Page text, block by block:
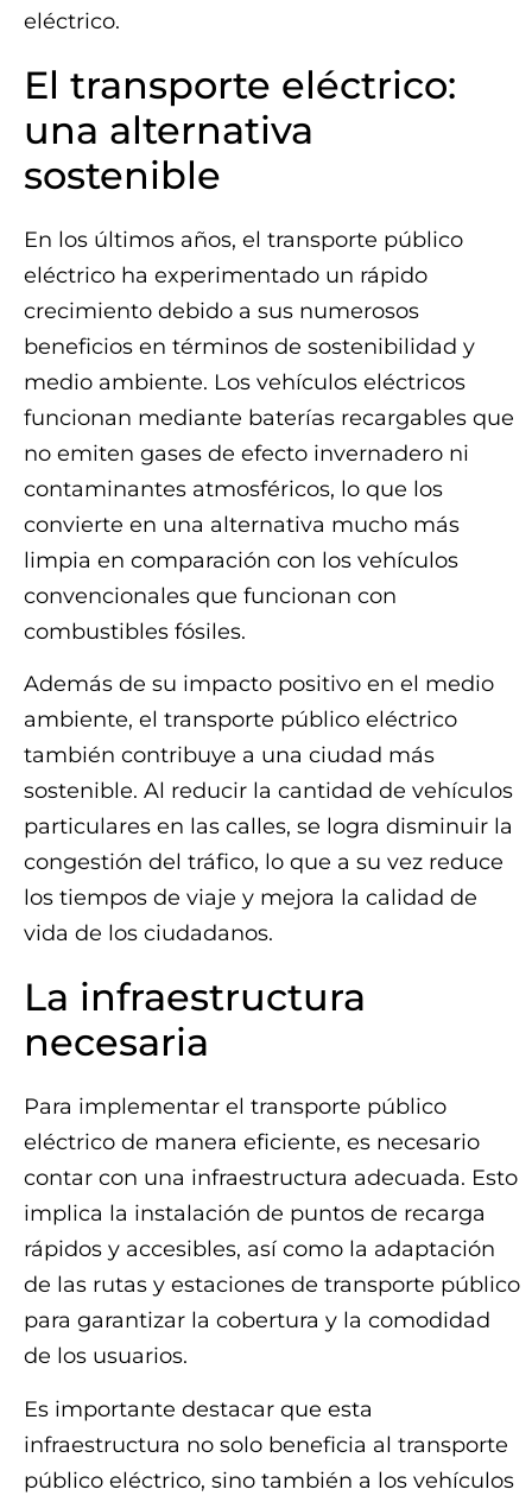
eléctrico.
El transporte eléctrico:
una alternativa
sostenible
En los últimos años, el transporte público
eléctrico ha experimentado un rápido
crecimiento debido a sus numerosos
beneficios en términos de sostenibilidad y
medio ambiente. Los vehículos eléctricos
funcionan mediante baterías recargables que
no emiten gases de efecto invernadero ni
contaminantes atmosféricos, lo que los
convierte en una alternativa mucho más
limpia en comparación con los vehículos
convencionales que funcionan con
combustibles fósiles.
Además de su impacto positivo en el medio
ambiente, el transporte público eléctrico
también contribuye a una ciudad más
sostenible. Al reducir la cantidad de vehículos
particulares en las calles, se logra disminuir la
congestión del tráfico, lo que a su vez reduce
los tiempos de viaje y mejora la calidad de
vida de los ciudadanos.
La infraestructura
necesaria
Para implementar el transporte público
eléctrico de manera eficiente, es necesario
contar con una infraestructura adecuada. Esto
implica la instalación de puntos de recarga
rápidos y accesibles, así como la adaptación
de las rutas y estaciones de transporte público
para garantizar la cobertura y la comodidad
de los usuarios.
Es importante destacar que esta
infraestructura no solo beneficia al transporte
público eléctrico, sino también a los vehículos